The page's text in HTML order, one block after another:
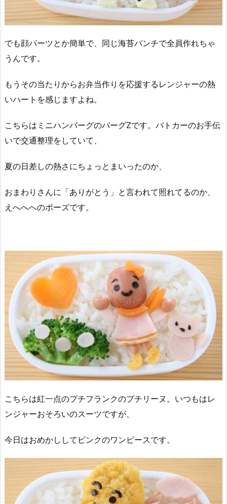
でも顔パーツとか簡単で、同じ海苔パンチで全員作れちゃ
うんです。
もうその当たりからお弁当作りを応援するレンジャーの熱
いハートを感じますよね。
こちらはミニハンバーグのバーグZです。パトカーのお手伝
いで交通整理をしていて、
夏の日差しの熱さにちょっとまいったのか、
おまわりさんに「ありがとう」と言われて照れてるのか、
えへへへのポーズです。
こちらは紅一点のプチフランクのプチリーヌ。いつもはレ
ンジャーおそろいのスーツですが、
今日はおめかししてピンクのワンピースです。